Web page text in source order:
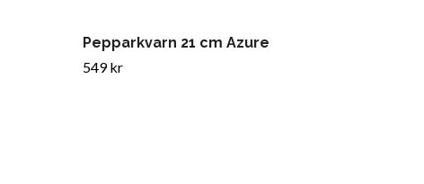
Pepparkvarn 21 cm Azure
549 kr